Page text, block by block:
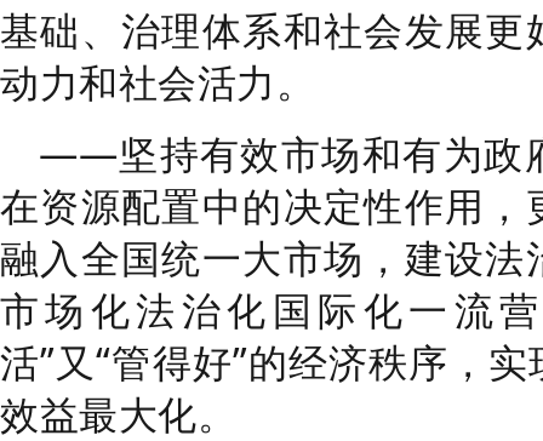
基础、治理体系和社会发展
动力和社会活力。
——坚持有效市场和有为政
在资源配置中的决定性作用
融入全国统一大市场，建设
市场化法治化国际化一流
活”又“管得好”的经济秩序，
效益最大化。